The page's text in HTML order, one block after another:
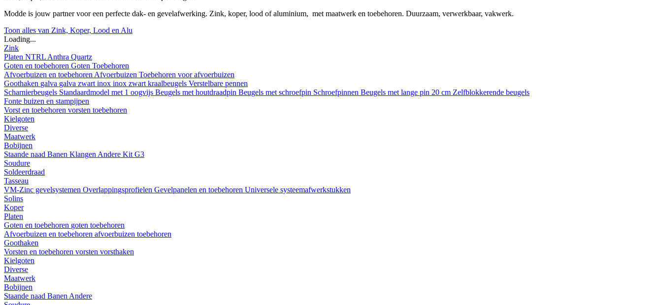
Modde is jouw partner voor een perfecte dak- en gevelafwerking. Zink, koper, lood of aluminium, met maatwerk en toebehoren. Duurzaam, verwerkbaar, vakwerk.
Toon alles van Zink, Koper, Lood en Alu
Loading...
Zink
Platen NTRL Anthra Quartz
Goten en toebehoren Goten Toebehoren
Afvoerbuizen en toebehoren Afvoerbuizen Toebehoren voor afvoerbuizen
Goothaken galva galva zwart inox inox zwart kraalbeugels Verstelbare pennen
Scharnierbeugels Standaardmodel met 1 oogvijs Beugels met houtdraadpin Beugels met schroefpin Schroefpinnen Beugels met lange pin 20 cm Zelfblokkerende beugels
Fonte buizen en stampijpen
Vorst en toebehoren vorsten toebehoren
Kielgoten
Diverse
Maatwerk
Bobijnen
Staande naad Banen Klangen Andere Kit G3
Soudure
Soldeerdraad
Tasseau
VM-Zinc gevelsystemen Overlappingsprofielen Gevelpanelen en toebehoren Universele systeemafwerkstukken
Solins
Koper
Platen
Goten en toebehoren goten toebehoren
Afvoerbuizen en toebehoren afvoerbuizen toebehoren
Goothaken
Vorsten en toebehoren vorsten vorsthaken
Kielgoten
Diverse
Maatwerk
Bobijnen
Staande naad Banen Andere